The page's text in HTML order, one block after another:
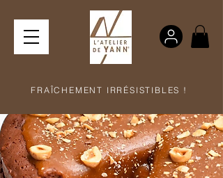
FRAÎCHEMENT IRRÉSISTIBLES !